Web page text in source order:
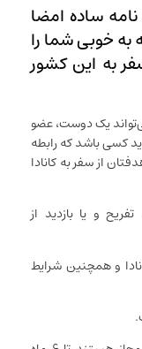
ساده‌ امضا
به خوبی شما را
به این کشور
یک دوست، عضو
کسی باشد که رابطه
از سفر به کانادا
و یا بازدید از
و همچنین شرایط